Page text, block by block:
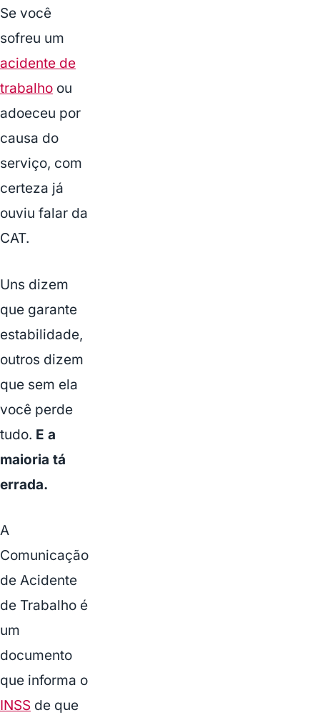
Se você
sofreu um
acidente de
trabalho ou
adoeceu por
causa do
serviço, com
certeza já
ouviu falar da
CAT.
Uns dizem
que garante
estabilidade,
outros dizem
que sem ela
você perde
tudo. E a
maioria tá
errada.
A
Comunicação
de Acidente
de Trabalho é
um
documento
que informa o
INSS de que